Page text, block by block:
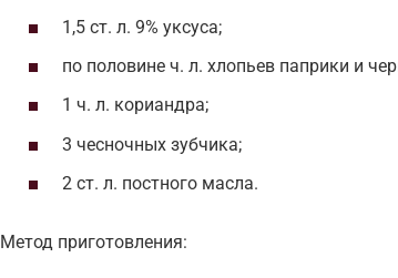
1,5 ст. л. 9% уксуса;
по половине ч. л. хлопьев паприки и
1 ч. л. кориандра;
3 чесночных зубчика;
2 ст. л. постного масла.
Метод приготовления: